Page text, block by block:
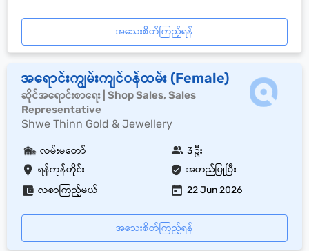
အသေးစိတ်ကြည့်ရန်
အရောင်းကျွမ်းကျင်ဝန်ထမ်း (Female)
ဆိုင်အရောင်းစာရေး | Shop Sales, Sales
Representative
Shwe Thinn Gold & Jewellery
ရန်ကုန်တိုင်း အတည်ပြုပြီး
လမ်းမတော် 3 ဦး
လစာကြည့်မယ် 22 Jun 2026
အသေးစိတ်ကြည့်ရန်